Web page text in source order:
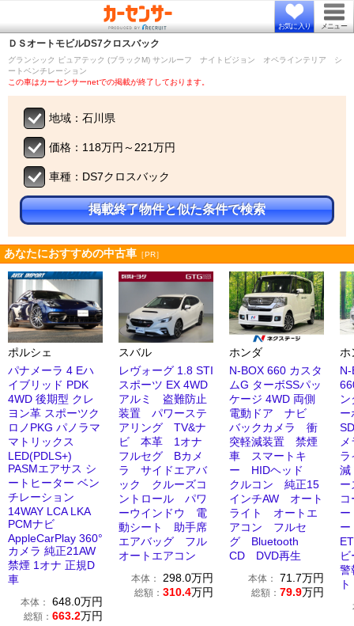
お気に入り メニュー
ＤＳオートモビルDS7クロスバック
グランシック ピュアテック (ブラックM) サンルーフ ナイトビジョン オペラインテリア シ
ートベンチレーション
この車はカーセンサーnetでの掲載が終了しております。
地域：石川県
価格：118万円～221万円
車種：DS7クロスバック
掲載終了物件と似た条件で検索
あなたにおすすめの中古車 ［PR］
ポルシェ
パナメーラ 4 Eハ
イブリッド PDK
4WD 後期型 クレ
ヨン革 スポーツク
ロノPKG パノラマ
マトリックス
LED(PDLS+)
PASMエアサス シ
ートヒーター ベン
チレーション
14WAY LCA LKA
PCMナビ
AppleCarPlay 360°
カメラ 純正21AW
禁煙 1オナ 正規D
車
本体： 648.0万円
総額： 663.2万円
スバル
レヴォーグ 1.8 STI
スポーツ EX 4WD
アルミ 盗難防止
装置 パワーステ
アリング TV&ナ
ビ 本革 1オナ
フルセグ Bカメ
ラ サイドエアバ
ック クルーズコ
ントロール パワ
ーウインドウ 電
動シート 助手席
エアバッグ フル
オートエアコン
本体： 298.0万円
総額： 310.4万円
ホンダ
N-BOX 660 カスタ
ムG ターボSSパッ
ケージ 4WD 両側
電動ドア ナビ
バックカメラ 衝
突軽減装置 禁煙
車 スマートキ
ー HIDヘッド
クルコン 純正15
インチAW オート
ライト オートエ
アコン フルセ
グ Bluetooth
CD DVD再生
本体： 71.7万円
総額： 79.9万円
ホ
減
警
ト